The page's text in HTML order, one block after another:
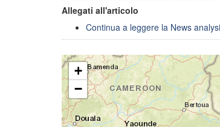
Allegati all'articolo
Continua a leggere la News
+
−